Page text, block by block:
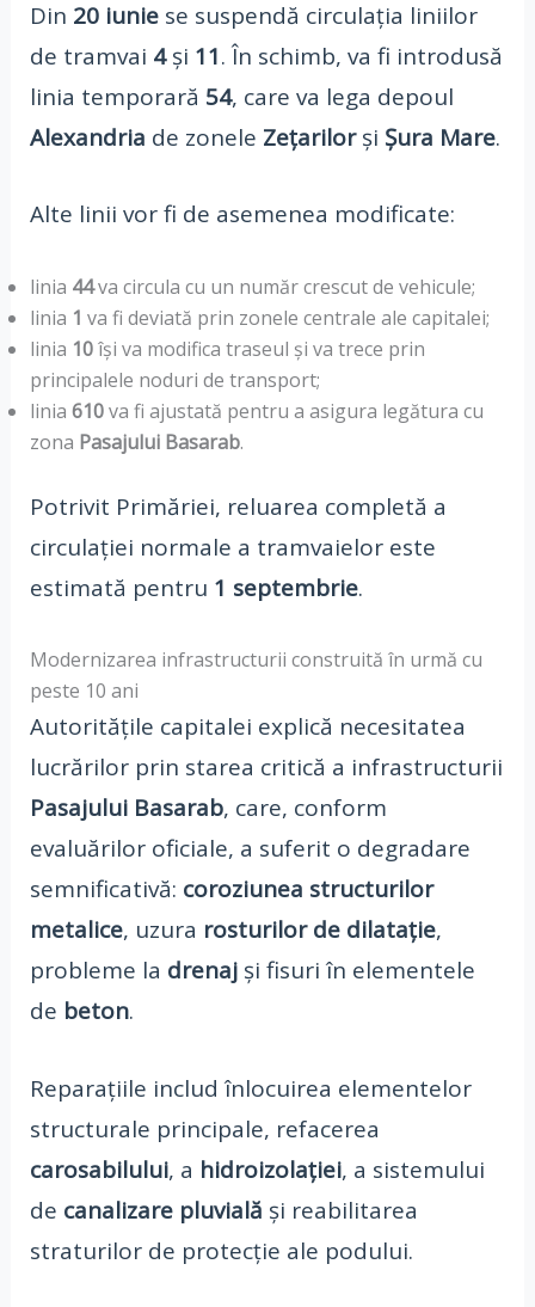
Din 20 iuniese suspendă circulația liniilor
de tramvai 4și 11. În schimb, va fi introdusă
linia temporară 54, care va lega depoul
Alexandria de zonele Zețarilorși Șura Mare.
Alte linii vor fi de asemenea modificate:
linia 44va circula cu un număr crescut de vehicule;
linia 1 va fi deviată prin zonele centrale ale capitalei;
linia 10își va modifica traseul și va trece prin
principalele noduri de transport;
linia 610va fi ajustată pentru a asigura legătura cu
zona Pasajului Basarab.
Potrivit Primăriei, reluarea completă a
circulației normale a tramvaielor este
estimată pentru 1 septembrie.
Modernizarea infrastructurii construită în urmă cu
peste 10 ani
Autoritățile capitalei explică necesitatea
lucrărilor prin starea critică a infrastructurii
Pasajului Basarab, care, conform
evaluărilor oficiale, a suferit o degradare
semnificativă: coroziunea structurilor
metalice, uzura rosturilor de dilatație,
probleme la drenajși fisuri în elementele
de beton.
Reparațiile includ înlocuirea elementelor
structurale principale, refacerea
carosabilului, a hidroizolației, a sistemului
de canalizare pluvială și reabilitarea
straturilor de protecție ale podului.